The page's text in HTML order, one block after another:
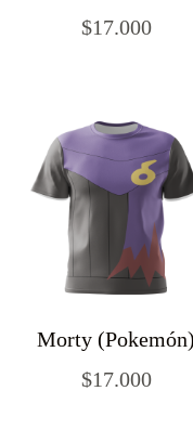
$17.000
Morty (Pokemón)
$17.000